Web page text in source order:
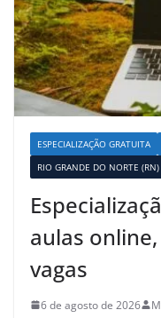
ESPECIALIZAÇÃO GRATUITA
RIO GRANDE DO NORTE (RN)
aulas
vagas
6 de agosto de 2026